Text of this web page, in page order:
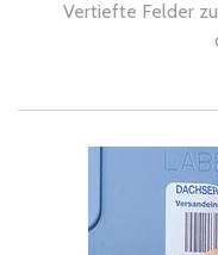
Vertiefte Felder